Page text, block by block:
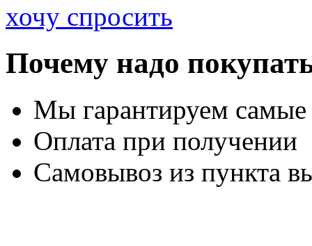
хочу спросить
Почему надо
Мы гарантируем
Оплата при получении
Самовывоз из пункта